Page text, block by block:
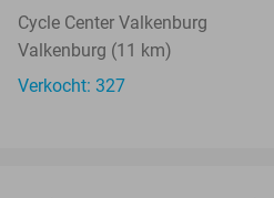
Cycle Center Valkenburg
Valkenburg (11 km)
Verkocht: 327